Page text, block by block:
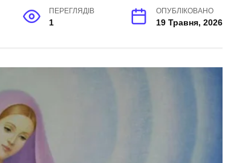
ПЕРЕГЛЯДІВ
1
ОПУБЛІКОВАНО
19 Травня, 2026